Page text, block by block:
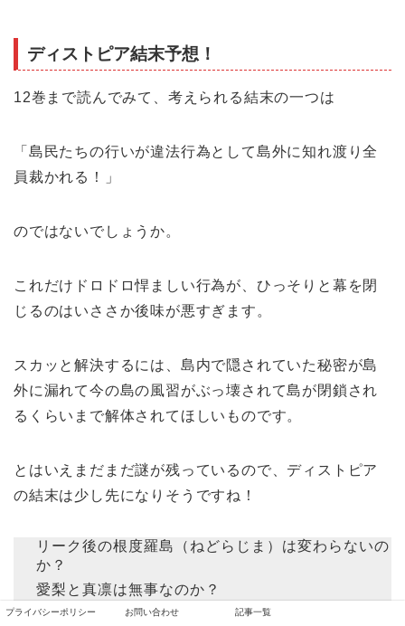
ディストピア結末予想！
12巻まで読んでみて、考えられる結末の一つは
「島民たちの行いが違法行為として島外に知れ渡り全
員裁かれる！」
のではないでしょうか。
これだけドロドロ悍ましい行為が、ひっそりと幕を閉
じるのはいささか後味が悪すぎます。
スカッと解決するには、島内で隠されていた秘密が島
外に漏れて今の島の風習がぶっ壊されて島が閉鎖され
るくらいまで解体されてほしいものです。
とはいえまだまだ謎が残っているので、ディストピア
の結末は少し先になりそうですね！
リーク後の根度羅島（ねどらじま）は変わらないの
か？
愛梨と真凛は無事なのか？
なぜ元町長が島外にいたのか？
プライバシーポリシー お問い合わせ 記事一覧